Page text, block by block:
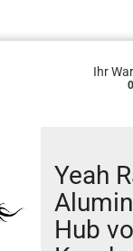
Ihr
Yeah
Hub